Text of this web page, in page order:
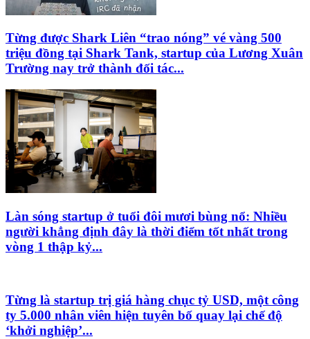
Từng được Shark Liên “trao nóng” vé vàng 500
triệu đồng tại Shark Tank, startup của Lương Xuân
Trường nay trở thành đối tác...
Làn sóng startup ở tuổi đôi mươi bùng nổ: Nhiều
người khẳng định đây là thời điểm tốt nhất trong
vòng 1 thập kỷ...
Từng là startup trị giá hàng chục tỷ USD, một công
ty 5.000 nhân viên hiện tuyên bố quay lại chế độ
‘khởi nghiệp’...